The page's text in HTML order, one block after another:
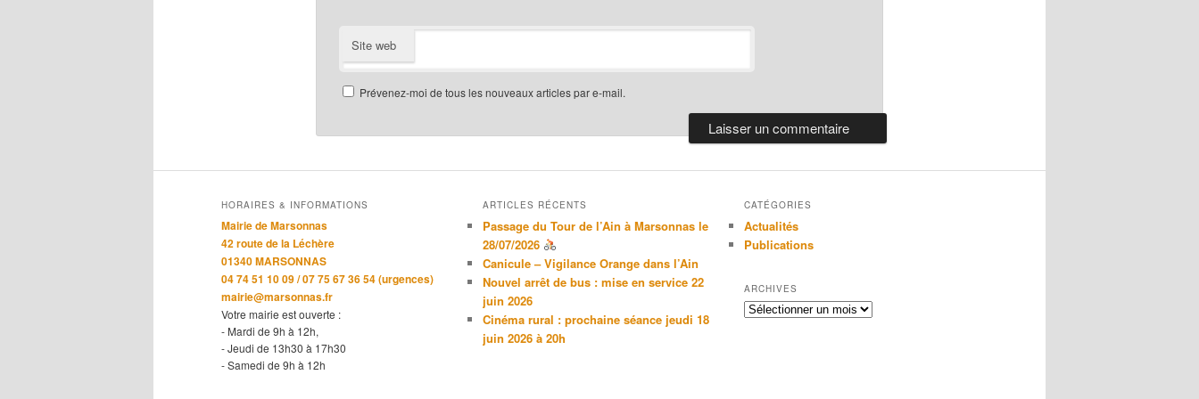
Site web
Prévenez-moi de tous les nouveaux articles par e-mail.
HORAIRES & INFORMATIONS
Mairie de Marsonnas
42 route de la Léchère
01340 MARSONNAS
04 74 51 10 09 / 07 75 67 36 54 (urgences)
mairie@marsonnas.fr
Votre mairie est ouverte :
- Mardi de 9h à 12h,
- Jeudi de 13h30 à 17h30
- Samedi de 9h à 12h
ARTICLES RÉCENTS
Passage du Tour de l’Ain à Marsonnas le
28/07/2026
Canicule – Vigilance Orange dans l’Ain
Nouvel arrêt de bus : mise en service 22
juin 2026
Cinéma rural : prochaine séance jeudi 18
juin 2026 à 20h
CATÉGORIES
Actualités
Publications
ARCHIVES
Archives